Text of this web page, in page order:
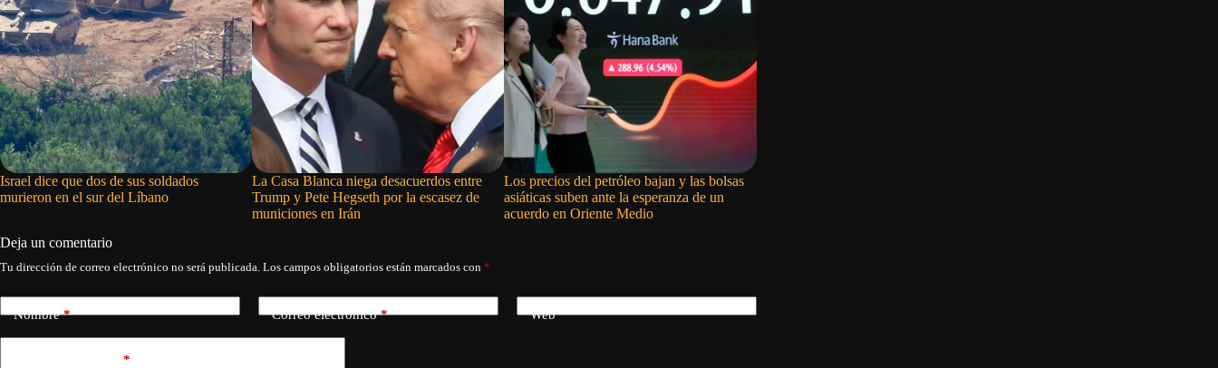
Israel dice que dos de sus soldados
murieron en el sur del Líbano
La Casa Blanca niega desacuerdos entre
Trump y Pete Hegseth por la escasez de
municiones en Irán
Los precios del petróleo bajan y las bolsas
asiáticas suben ante la esperanza de un
acuerdo en Oriente Medio
Deja un comentario
Tu dirección de correo electrónico no será publicada. Los campos obligatorios están marcados con *
Nombre* Correo electrónico* Web
*